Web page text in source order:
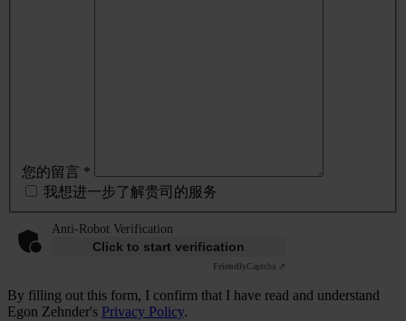
您的留言 *
我想进一步了解贵司的服务
Anti-Robot Verification
Click to start verification
FriendlyCaptcha ⇗
By filling out this form, I confirm that I have read and understand
Egon Zehnder's Privacy Policy.